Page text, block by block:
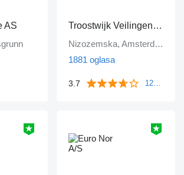
AS
Troostwijk Veilingen B.V.
Nizozemska, Amsterdam
1881 oglasa
3.7 1249 komentara